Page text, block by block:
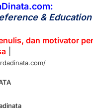
& Education|
dan motivator